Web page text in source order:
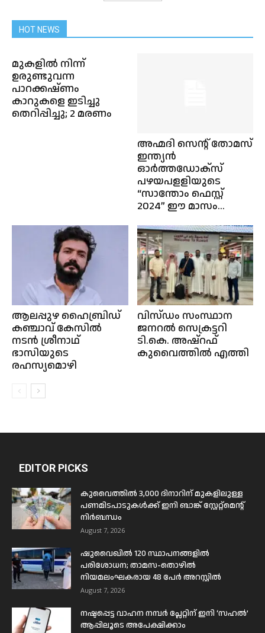
HOT NEWS
മുകളിൽ നിന്ന്
ഉരുണ്ടുവന്ന
പാറക്കഷ്ണം
കാറുകളെ ഇടിച്ചു
തെറിപ്പിച്ചു; 2 മരണം
അഹ്മദി സെന്റ് തോമസ്
ഇന്ത്യൻ
ഓർത്തഡോക്സ്
പഴയപളളിയുടെ
“സാന്തോം ഫെസ്റ്റ്
2024” ഈ മാസം...
ആലപ്പുഴ ഹൈബ്രിഡ്
കഞ്ചാവ് കേസിൽ
നടൻ ശ്രീനാഥ്
ഭാസിയുടെ
രഹസ്യമൊഴി
വിസ്ഡം സംസ്ഥാന
ജനറൽ സെക്രട്ടറി
ടി.കെ. അഷ്റഫ്
കുവൈത്തിൽ എത്തി
EDITOR PICKS
കുവൈത്തിൽ 3,000 ദിനാറിന് മുകളിലുള്ള
പണമിടപാടുകൾക്ക് ഇനി ബാങ്ക് സ്റ്റേറ്റ്മെന്റ്
നിർബന്ധം
August 7, 2026
ഷുവൈഖിൽ 120 സ്ഥാപനങ്ങളിൽ
പരിശോധന; താമസ-തൊഴിൽ
നിയമലംഘകരായ 48 പേർ അറസ്റ്റിൽ
August 7, 2026
നഷ്ടപ്പെട്ട വാഹന നമ്പർ പ്ലേറ്റിന് ഇനി ‘സഹൽ’
ആപ്പിലൂടെ അപേക്ഷിക്കാം